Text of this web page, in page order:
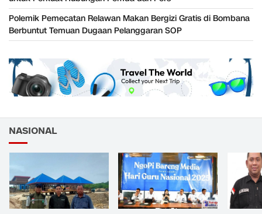
Polemik Pemecatan Relawan Makan Bergizi Gratis di Bombana
Berbuntut Temuan Dugaan Pelanggaran SOP
NASIONAL